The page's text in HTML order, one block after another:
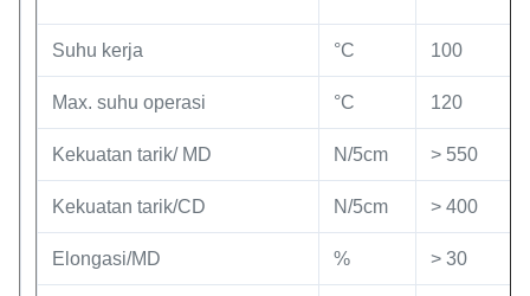
Suhu kerja °C 100
Max. suhu operasi °C 120
Kekuatan tarik/ MD N/5cm > 550
Kekuatan tarik/CD N/5cm > 400
Elongasi/MD % > 30